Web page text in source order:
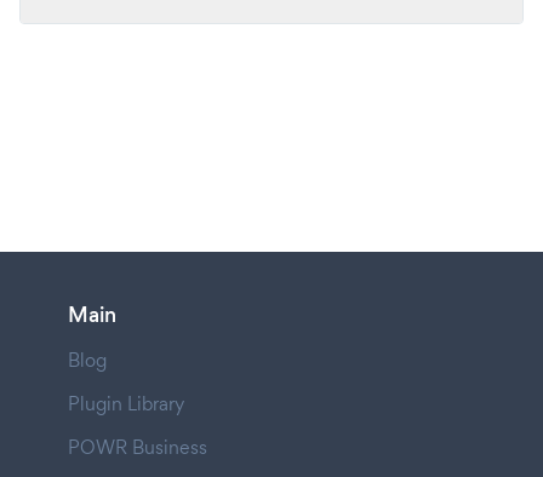
Main
Blog
Plugin Library
POWR Business